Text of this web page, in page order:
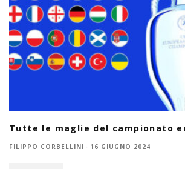
Tutte le maglie del campionato
FILIPPO CORBELLINI · 16 GIUGNO 2024